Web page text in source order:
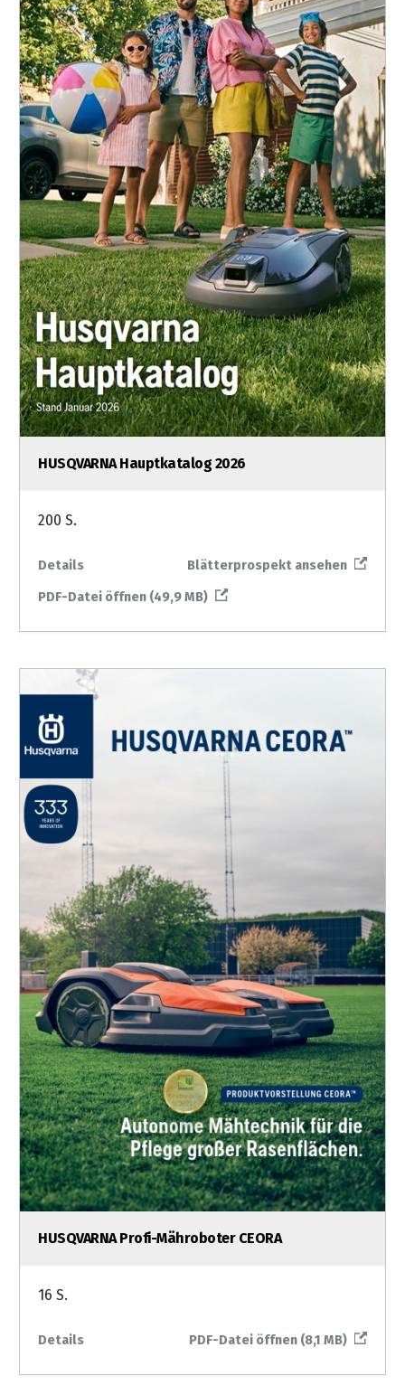
HUSQVARNA Hauptkatalog 2026
200 S.
Details
Blätterprospekt ansehen
PDF-Datei öffnen (49,9 MB)
HUSQVARNA Profi-Mähroboter CEORA
16 S.
Details PDF-Datei öffnen (8,1 MB)